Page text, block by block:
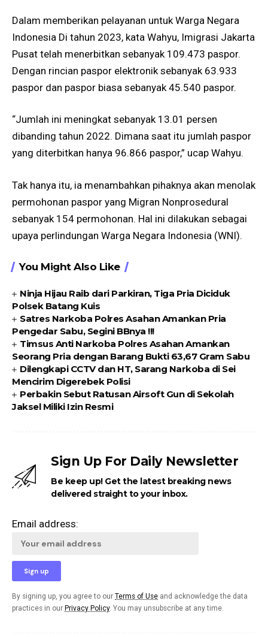
Dalam memberikan pelayanan untuk Warga Negara
Indonesia Di tahun 2023, kata Wahyu, Imigrasi Jakarta
Pusat telah menerbitkan sebanyak 109.473 paspor.
Dengan rincian paspor elektronik sebanyak 63.933
paspor dan paspor biasa sebanyak 45.540 paspor.
“Jumlah ini meningkat sebanyak 13.01 persen
dibanding tahun 2022. Dimana saat itu jumlah paspor
yang diterbitkan hanya 96.866 paspor,” ucap Wahyu.
Tak hanya itu, ia menambahkan pihaknya akan menolak
permohonan paspor yang Migran Nonprosedural
sebanyak 154 permohonan. Hal ini dilakukan sebagai
upaya perlindungan Warga Negara Indonesia (WNI).
You Might Also Like
Ninja Hijau Raib dari Parkiran, Tiga Pria Diciduk
Polsek Batang Kuis
Satres Narkoba Polres Asahan Amankan Pria
Pengedar Sabu, Segini BBnya !!!
Timsus Anti Narkoba Polres Asahan Amankan
Seorang Pria dengan Barang Bukti 63,67 Gram Sabu
Dilengkapi CCTV dan HT, Sarang Narkoba di Sei
Mencirim Digerebek Polisi
Perbakin Sebut Ratusan Airsoft Gun di Sekolah
Jaksel Miliki Izin Resmi
Sign Up For Daily Newsletter
Be keep up! Get the latest breaking news
delivered straight to your inbox.
Email address:
By signing up, you agree to our Terms of Use and acknowledge the data
practices in our Privacy Policy. You may unsubscribe at any time.